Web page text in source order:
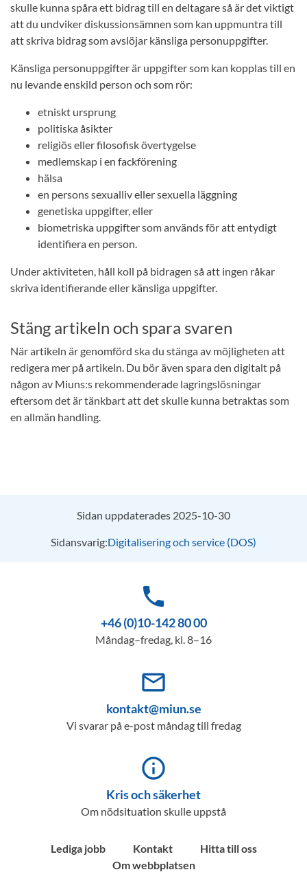
skulle kunna spåra ett bidrag till en deltagare så är det viktigt
att du undviker diskussionsämnen som kan uppmuntra till
att skriva bidrag som avslöjar känsliga personuppgifter.
Känsliga personuppgifter är uppgifter som kan kopplas till en
nu levande enskild person och som rör:
etniskt ursprung
politiska åsikter
religiös eller filosofisk övertygelse
medlemskap i en fackförening
hälsa
en persons sexualliv eller sexuella läggning
genetiska uppgifter, eller
biometriska uppgifter som används för att entydigt
identifiera en person.
Under aktiviteten, håll koll på bidragen så att ingen råkar
skriva identifierande eller känsliga uppgifter.
Stäng artikeln och spara svaren
När artikeln är genomförd ska du stänga av möjligheten att
redigera mer på artikeln. Du bör även spara den digitalt på
någon av Miuns:s rekommenderade lagringslösningar
eftersom det är tänkbart att det skulle kunna betraktas som
en allmän handling.
Sidan uppdaterades 2025-10-30
Sidansvarig:Digitalisering och service (DOS)
phone
+46 (0)10-142 80 00
Måndag–fredag, kl. 8–16
mail_outline
kontakt@miun.se
Vi svarar på e-post måndag till fredag
info_outline
Kris och säkerhet
Om nödsituation skulle uppstå
Lediga jobb Kontakt
Hitta till oss
Om webbplatsen